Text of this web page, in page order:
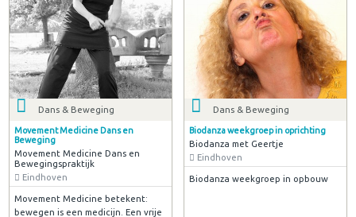
Dans & Beweging
Movement Medicine Dans en
Beweging
Movement Medicine Dans en
Bewegingspraktijk
Eindhoven
Movement Medicine betekent:
bewegen is een medicijn. Een vrije
Dans & Beweging
Biodanza weekgroep in oprichting
Biodanza met Geertje
Eindhoven
Biodanza weekgroep in opbouw